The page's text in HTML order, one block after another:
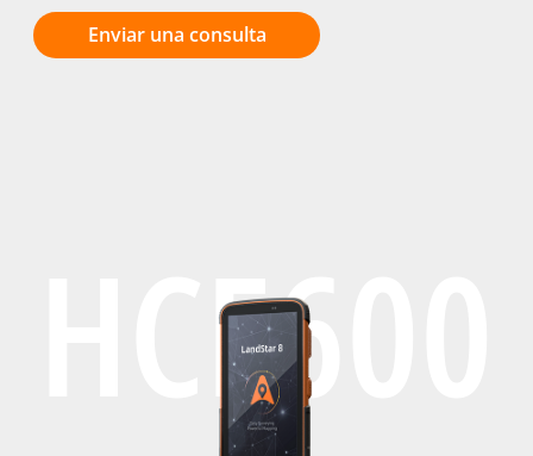
Enviar una consulta
HCE600